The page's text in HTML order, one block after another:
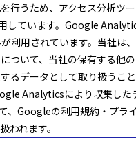
行うため、アクセス分析ツ
しています。Google
利用されています。当社は
ついて、当社の保有する他
るデータとして取り扱うこと
Analyticsにより収集した
、Googleの利用規約・プラ
われます。